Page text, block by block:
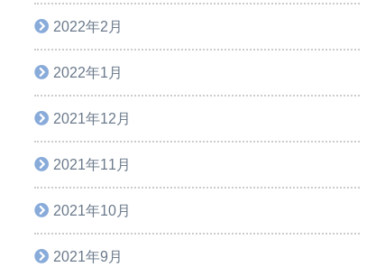
2022年2月
2022年1月
2021年12月
2021年11月
2021年10月
2021年9月